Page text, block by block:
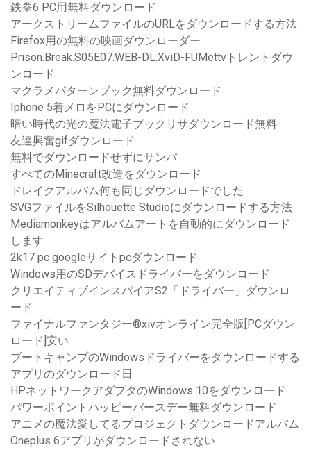
鉄拳6 PC用無料ダウンロード
アークストリームファイルのURLをダウンロードする方法
Firefox用の無料の映画ダウンローダー
Prison.Break.S05E07.WEB-DL.XviD-FUMettvトレントダウ
ンロード
マクラメパターンブック無料ダウンロード
Iphone 5着メロをPCにダウンロード
暗い時代の光の魔法電子ブックリサダウンロード無料
友達興奮gifダウンロード
無料でダウンロードせずにサンパ
すべてのMinecraft改造をダウンロード
ドレイクアルバム何も同じダウンロードでした
SVGファイルをSilhouette Studioにダウンロードする方法
Mediamonkeyはアルバムアートを自動的にダウンロード
します
2k17 pc googleサイトpcダウンロード
Windows用のSDデバイスドライバーをダウンロード
クリエイティブインスパイアS2「ドライバー」ダウンロ
ード
ファイナルファンタジー®xivオンライン完全版[PCダウン
ロード]安い
ブートキャンプのWindowsドライバーをダウンロードする
アプリのダウンロード日
HPネットワークアダプタのWindows 10をダウンロード
パワーポイントハッピーバースデー無料ダウンロード
アニメの魔法愛してるプロジェクトダウンロードアルバム
Oneplus 6アプリがダウンロードされない